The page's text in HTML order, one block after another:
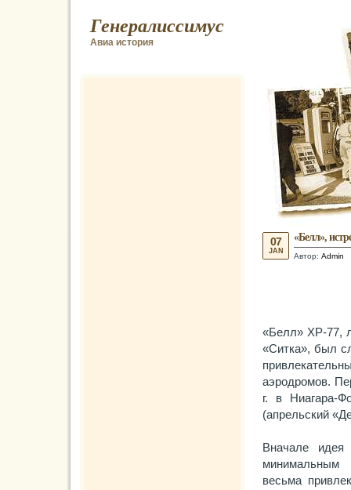
Генералиссимус
Авиа история
«Белл»,
Автор: Admin
07
JAN
«Белл» ХР-77,
«Ситка», был
аэродромов.
г. в Ниагара-
(апрельский
Вначале идея
минимальным
весьма